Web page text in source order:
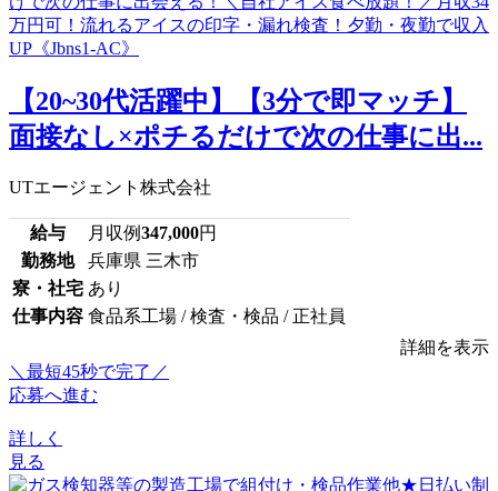
【20~30代活躍中】【3分で即マッチ】
面接なし×ポチるだけで次の仕事に出...
UTエージェント株式会社
給与 月収例347,000円
勤務地
兵庫県 三木市
寮・社宅 あり
仕事内容 食品系工場 / 検査・検品 / 正社員
詳細を表示
＼最短45秒で完了／
応募へ進む
詳しく
見る